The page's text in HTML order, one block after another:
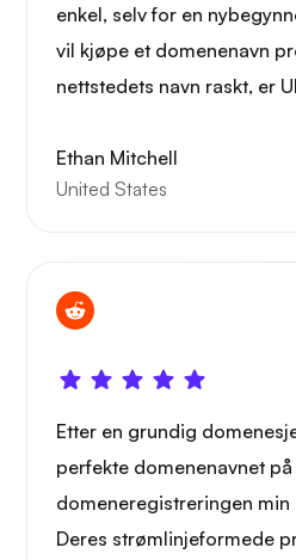
enkel, selv for en
vil kjøpe et domenenavn
nettstedets navn raskt, er
Ethan Mitchell
United States
Etter en grundig
perfekte domenenavnet
domeneregistreringen min
Deres strømlinjeformede